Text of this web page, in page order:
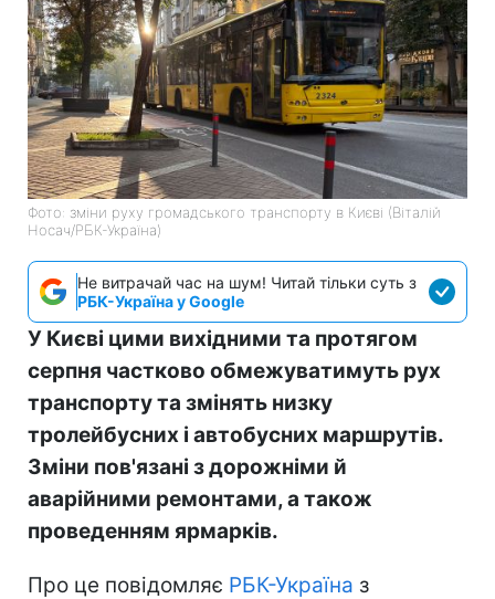
Фото: зміни руху громадського транспорту в Києві (Віталій
Носач/РБК-Україна)
Не витрачай час на шум! Читай тільки суть з
РБК-Україна у Google
У Києві цими вихідними та протягом
серпня частково обмежуватимуть рух
транспорту та змінять низку
тролейбусних і автобусних маршрутів.
Зміни пов'язані з дорожніми й
аварійними ремонтами, а також
проведенням ярмарків.
Про це повідомляє РБК-Україна з